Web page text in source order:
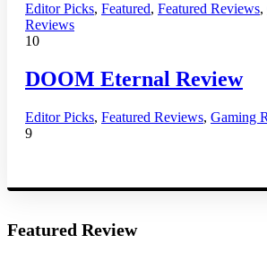
Editor Picks, Featured, Featured Reviews,
Reviews
10
DOOM Eternal Review
Editor Picks, Featured Reviews, Gaming
9
Featured Review